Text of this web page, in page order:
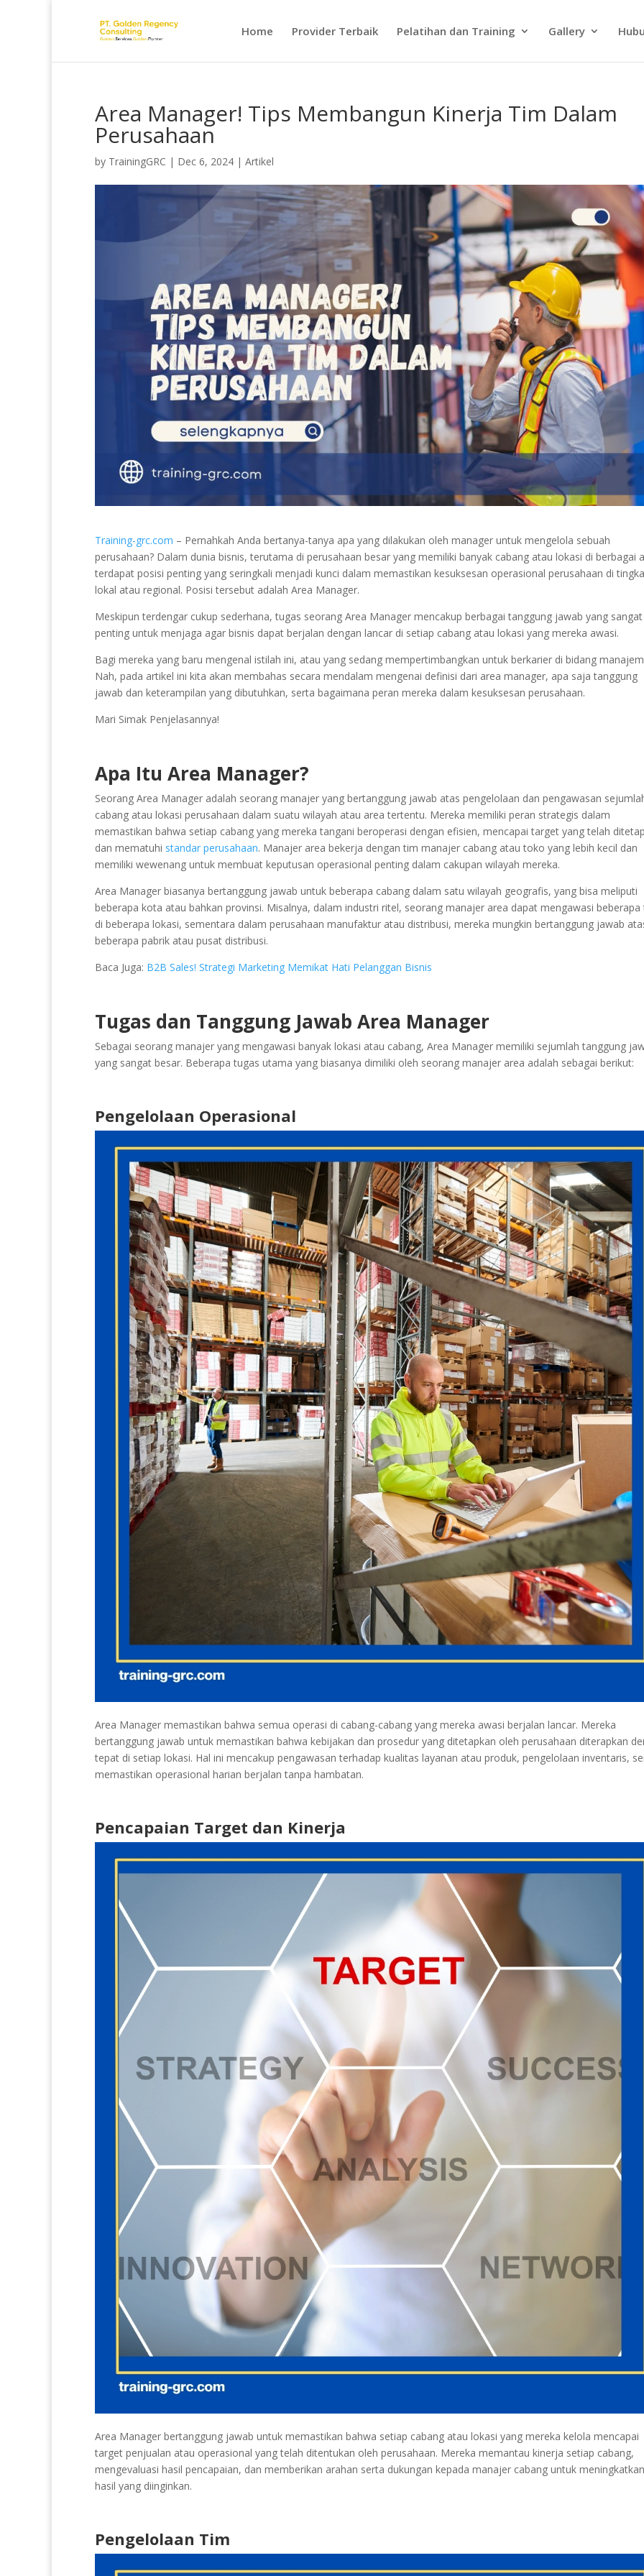
Home Provider Terbaik Pelatihan dan Training Gallery
Area Manager! Tips Membangun Kinerja Tim Dalam
Perusahaan
by TrainingGRC | Dec 6, 2024 | Artikel
Training-grc.com – Pernahkah Anda bertanya-tanya apa yang dilakukan oleh manager untuk mengelola sebuah
perusahaan? Dalam dunia bisnis, terutama di perusahaan besar yang memiliki banyak cabang atau lokasi di berbagai
terdapat posisi penting yang seringkali menjadi kunci dalam memastikan kesuksesan operasional perusahaan di
lokal atau regional. Posisi tersebut adalah Area Manager.
Meskipun terdengar cukup sederhana, tugas seorang Area Manager mencakup berbagai tanggung jawab yang sangat
penting untuk menjaga agar bisnis dapat berjalan dengan lancar di setiap cabang atau lokasi yang mereka awasi.
Bagi mereka yang baru mengenal istilah ini, atau yang sedang mempertimbangkan untuk berkarier di bidang
Nah, pada artikel ini kita akan membahas secara mendalam mengenai definisi dari area manager, apa saja tanggung
jawab dan keterampilan yang dibutuhkan, serta bagaimana peran mereka dalam kesuksesan perusahaan.
Mari Simak Penjelasannya!
Apa Itu Area Manager?
Seorang Area Manager adalah seorang manajer yang bertanggung jawab atas pengelolaan dan pengawasan
cabang atau lokasi perusahaan dalam suatu wilayah atau area tertentu. Mereka memiliki peran strategis dalam
memastikan bahwa setiap cabang yang mereka tangani beroperasi dengan efisien, mencapai target yang telah
dan mematuhi standar perusahaan. Manajer area bekerja dengan tim manajer cabang atau toko yang lebih kecil dan
memiliki wewenang untuk membuat keputusan operasional penting dalam cakupan wilayah mereka.
Area Manager biasanya bertanggung jawab untuk beberapa cabang dalam satu wilayah geografis, yang bisa meliputi
beberapa kota atau bahkan provinsi. Misalnya, dalam industri ritel, seorang manajer area dapat mengawasi
di beberapa lokasi, sementara dalam perusahaan manufaktur atau distribusi, mereka mungkin bertanggung jawab
beberapa pabrik atau pusat distribusi.
Baca Juga: B2B Sales! Strategi Marketing Memikat Hati Pelanggan Bisnis
Tugas dan Tanggung Jawab Area Manager
Sebagai seorang manajer yang mengawasi banyak lokasi atau cabang, Area Manager memiliki sejumlah tanggung
yang sangat besar. Beberapa tugas utama yang biasanya dimiliki oleh seorang manajer area adalah sebagai berikut:
Pengelolaan Operasional
Area Manager memastikan bahwa semua operasi di cabang-cabang yang mereka awasi berjalan lancar. Mereka
bertanggung jawab untuk memastikan bahwa kebijakan dan prosedur yang ditetapkan oleh perusahaan diterapkan
tepat di setiap lokasi. Hal ini mencakup pengawasan terhadap kualitas layanan atau produk, pengelolaan inventaris,
memastikan operasional harian berjalan tanpa hambatan.
Pencapaian Target dan Kinerja
Area Manager bertanggung jawab untuk memastikan bahwa setiap cabang atau lokasi yang mereka kelola mencapai
target penjualan atau operasional yang telah ditentukan oleh perusahaan. Mereka memantau kinerja setiap cabang,
mengevaluasi hasil pencapaian, dan memberikan arahan serta dukungan kepada manajer cabang untuk meningkatkan
hasil yang diinginkan.
Pengelolaan Tim